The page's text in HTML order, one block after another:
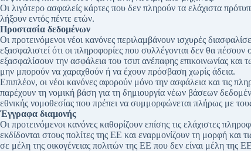
Οι λιγότερο ασφαλείς κάρτες που δεν πληρούν τα ελάχιστα
λήξουν εντός πέντε ετών.
Προστασία δεδομένων
Οι προτεινόμενοι νέοι κανόνες περιλαμβάνουν ισχυρές
εξασφαλιστεί ότι οι πληροφορίες που συλλέγονται δεν θα
εξασφαλίσουν την ασφάλεια του τσιπ ανέπαφης επικοινωνίας
μην μπορούν να χαραχθούν ή να έχουν πρόσβαση χωρίς άδεια.
Επιπλέον, οι νέοι κανόνες αφορούν μόνο την ασφάλεια και τις
παρέχουν τη νομική βάση για τη δημιουργία νέων βάσεων
εθνικής νομοθεσίας που πρέπει να συμμορφώνεται πλήρως με
Έγγραφα διαμονής
Οι προτεινόμενοι κανόνες καθορίζουν επίσης τις ελάχιστες
εκδίδονται στους πολίτες της ΕΕ και εναρμονίζουν τη μορφή και
σε μέλη της οικογένειας πολιτών της ΕΕ που δεν είναι μέλη της